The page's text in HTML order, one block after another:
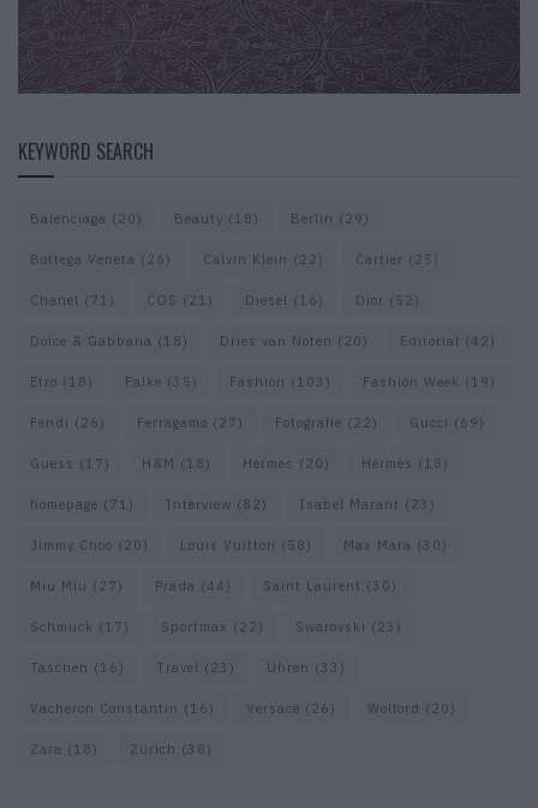
KEYWORD SEARCH
Balenciaga (20) Beauty (18) Berlin (29)
Bottega Veneta (26) Calvin Klein (22) Cartier (25)
Chanel (71) COS (21) Diesel (16) Dior (52)
Dolce & Gabbana (18) Dries van Noten (20) Editorial (42)
Etro (18) Falke (35) Fashion (103) Fashion Week (19)
Fendi (26) Ferragamo (27) Fotografie (22) Gucci (69)
Guess (17) H&M (18) Hermes (20) Hermès (18)
homepage (71) Interview (82) Isabel Marant (23)
Jimmy Choo (20) Louis Vuitton (58) Max Mara (30)
Miu Miu (27) Prada (44) Saint Laurent (30)
Schmuck (17) Sportmax (22) Swarovski (23)
Taschen (16) Travel (23) Uhren (33)
Vacheron Constantin (16) Versace (26) Wolford (20)
Zara (18) Zürich (38)